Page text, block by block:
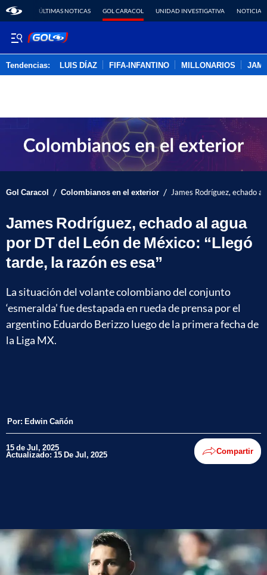
ÚLTIMAS NOTICAS GOL CARACOL UNIDAD INVESTIGATIVA NOTICIAS
Tendencias: LUIS DÍAZ FIFA-INFANTINO MILLONARIOS
Gol Caracol / Colombianos en el exterior / James Rodríguez, echado
James Rodríguez, echado al agua
por DT del León de México: “Llegó
tarde, la razón es esa”
La situación del volante colombiano del conjunto
‘esmeralda’ fue destapada en rueda de prensa por el
argentino Eduardo Berizzo luego de la primera fecha de
la Liga MX.
Por: Edwin Cañón
15 de Jul, 2025
Actualizado: 15 De Jul, 2025 Compartir